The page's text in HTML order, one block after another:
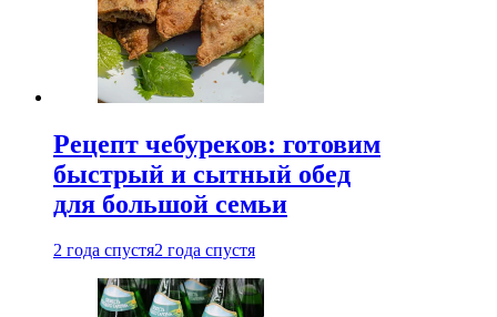
Рецепт чебуреков: готовим
быстрый и сытный обед
для большой семьи
2 года спустя2 года спустя